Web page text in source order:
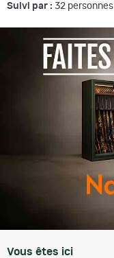
Suivi par : 32 personnes
Vous êtes ici